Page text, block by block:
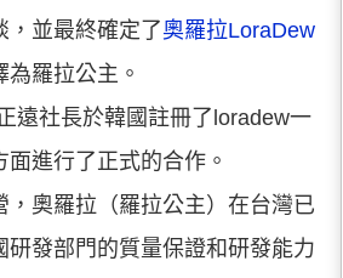
，並最終確定了奧羅拉LoraDew
羅拉公主。
遠社長於韓國註冊了loradew一
進行了正式的合作。
，奧羅拉（羅拉公主）在台灣已
研發部門的質量保證和研發能力